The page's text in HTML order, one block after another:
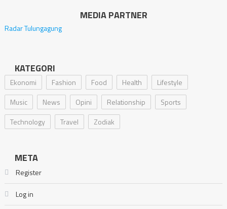
MEDIA PARTNER
Radar Tulungagung
KATEGORI
Ekonomi Fashion Food Health
Lifestyle
Music
News Opini Relationship
Sports
Technology
Travel Zodiak
META
Register
Log in